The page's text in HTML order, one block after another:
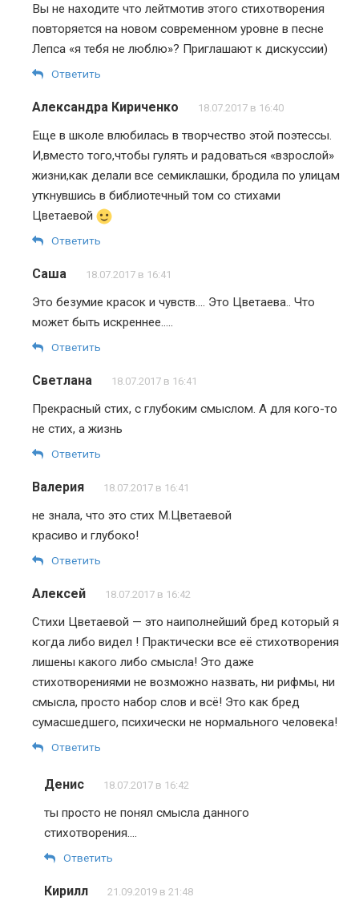
Вы не находите что лейтмотив этого стихотворения
повторяется на новом современном уровне в песне
Лепса «я тебя не люблю»? Приглашают к дискуссии)
Ответить
Александра Кириченко 18.07.2017 в 16:40
Еще в школе влюбилась в творчество этой поэтессы.
И,вместо того,чтобы гулять и радоваться «взрослой»
жизни,как делали все семиклашки, бродила по улицам
уткнувшись в библиотечный том со стихами
Цветаевой
Ответить
Саша 18.07.2017 в 16:41
Это безумие красок и чувств…. Это Цветаева.. Что
может быть искреннее…..
Ответить
Светлана 18.07.2017 в 16:41
Прекрасный стих, с глубоким смыслом. А для кого-то
не стих, а жизнь
Ответить
Валерия 18.07.2017 в 16:41
не знала, что это стих М.Цветаевой
красиво и глубоко!
Ответить
Алексей 18.07.2017 в 16:42
Стихи Цветаевой — это наиполнейший бред который я
когда либо видел ! Практически все её стихотворения
лишены какого либо смысла! Это даже
стихотворениями не возможно назвать, ни рифмы, ни
смысла, просто набор слов и всё! Это как бред
сумасшедшего, психически не нормального человека!
Ответить
Денис 18.07.2017 в 16:42
ты просто не понял смысла данного
стихотворения….
Ответить
Кирилл 21.09.2019 в 21:48